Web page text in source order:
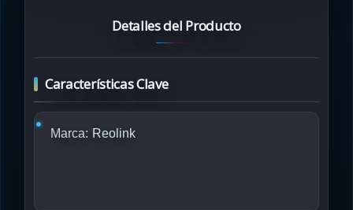
Detalles del Producto
Características Clave
Marca: Reolink